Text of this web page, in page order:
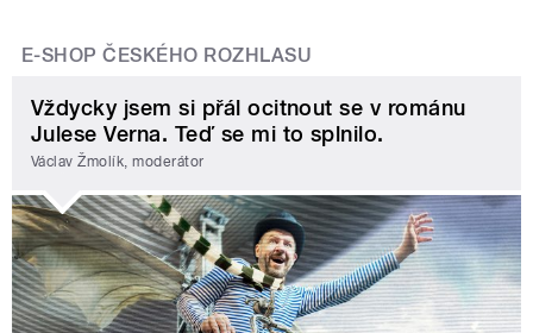
E-SHOP ČESKÉHO ROZHLASU
Vždycky jsem si přál ocitnout se v románu
Julese Verna. Teď se mi to splnilo.
Václav Žmolík, moderátor